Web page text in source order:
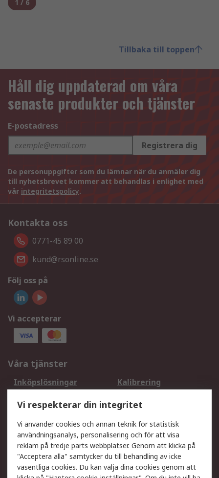
1 / 6
Tillbaka till toppen
Håll dig uppdaterad om våra
senaste produkter och tjänster
E-postadress
Registrera dig
De personuppgifter som du lämnar när du anmäler dig
till nyhetsbrevet kommer att behandlas i enlighet med
vår integritetspolicy.
Kontakta oss
0771-45 89 00
kund@rsonline.se
Följ oss på
Vi accepterar
Våra tjänster
Inköpslösningar
Kalibrering
DesignSpark
Teknisk Support
Ditt lokala säljteam
Exportlösningar
Support
Få hjälp
Retur av varor
Vi respekterar din integritet
Vi använder cookies och annan teknik för statistisk
användningsanalys, personalisering och för att visa
reklam på tredje parts webbplatser. Genom att klicka på
"Acceptera alla" samtycker du till behandling av icke
väsentliga cookies. Du kan välja dina cookies genom att